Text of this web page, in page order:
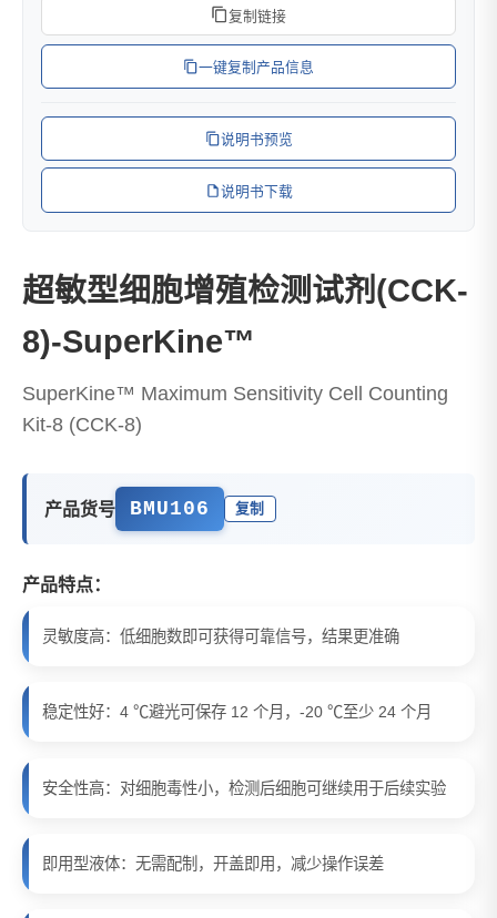
复制链接
一键复制产品信息
说明书预览
说明书下载
超敏型细胞增殖检测试剂(CCK-
8)-SuperKine™
SuperKine™ Maximum Sensitivity Cell Counting
Kit-8 (CCK-8)
产品货号 BMU106 复制
产品特点：
灵敏度高：低细胞数即可获得可靠信号，结果更准确
稳定性好：4 ℃避光可保存 12 个月，-20 ℃至少 24 个月
安全性高：对细胞毒性小，检测后细胞可继续用于后续实验
即用型液体：无需配制，开盖即用，减少操作误差